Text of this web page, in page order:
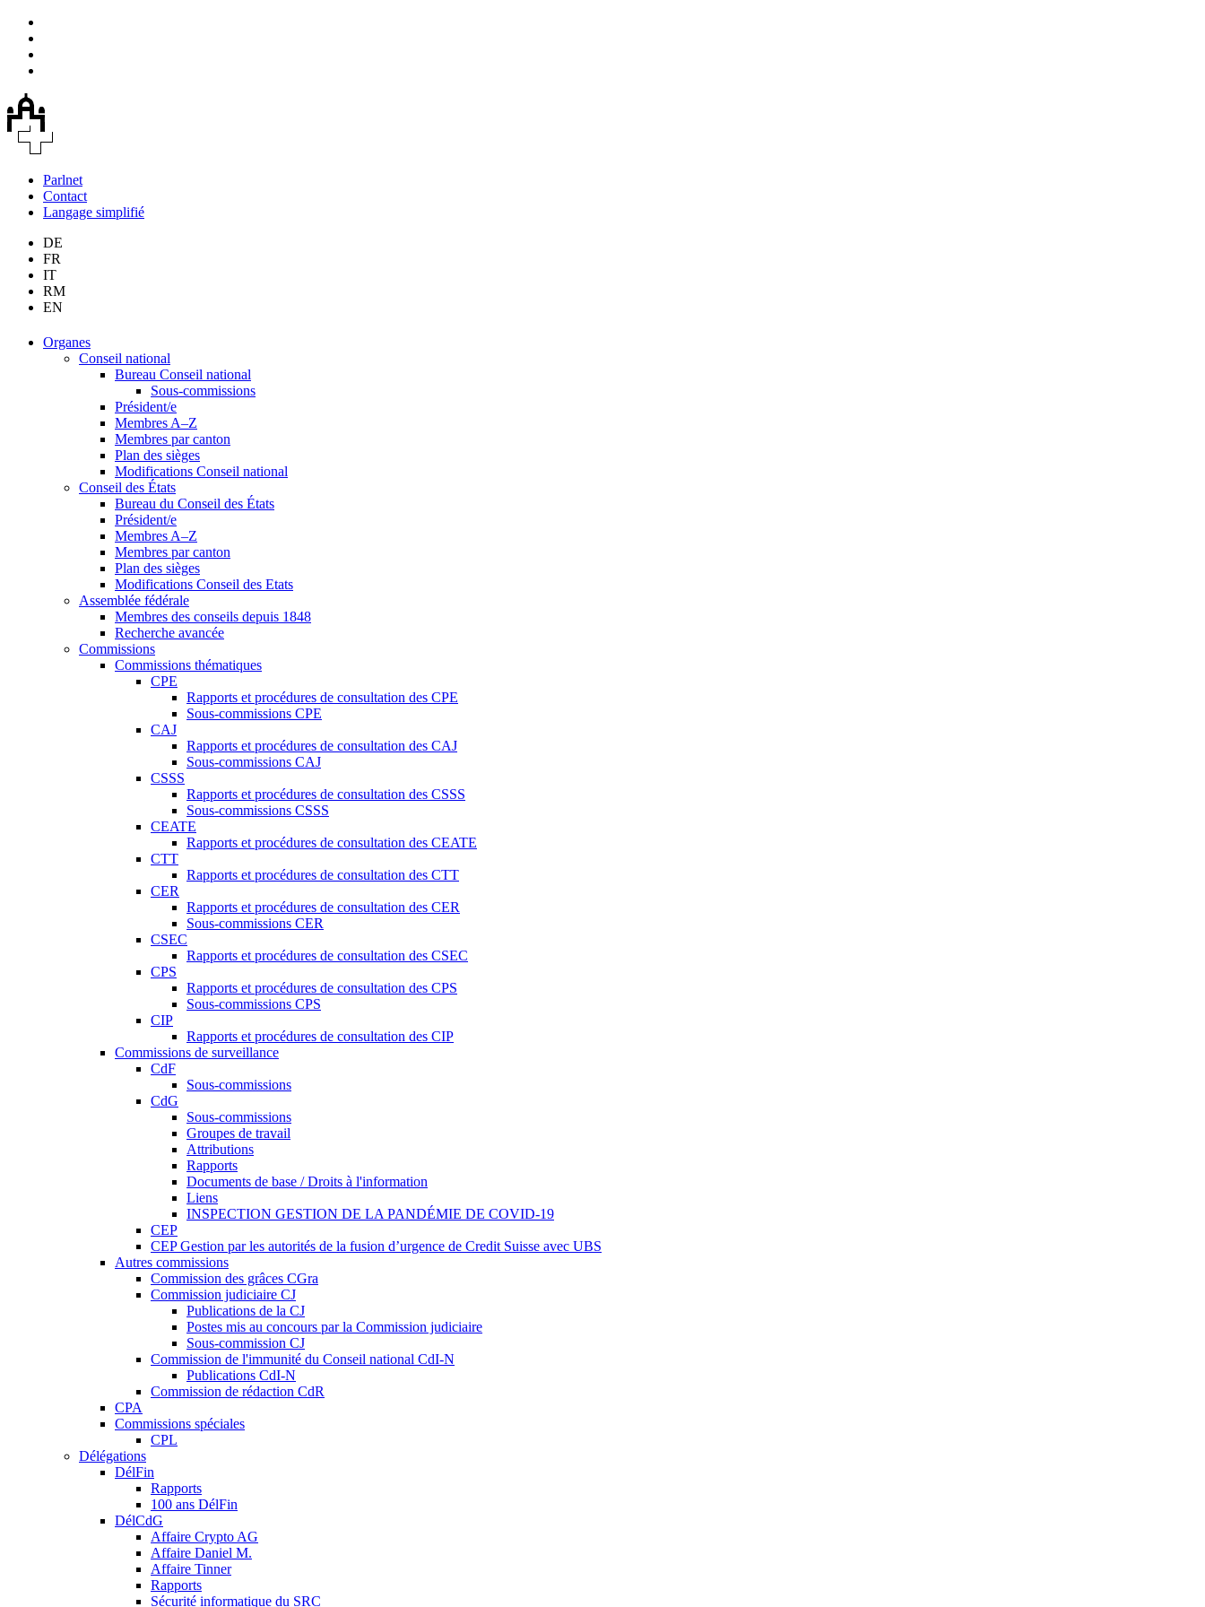
Parlnet
Contact
Langage simplifié
DE
FR
IT
RM
EN
Organes
Conseil national
Bureau Conseil national
Sous-commissions
Président/e
Membres A–Z
Membres par canton
Plan des sièges
Modifications Conseil national
Conseil des États
Bureau du Conseil des États
Président/e
Membres A–Z
Membres par canton
Plan des sièges
Modifications Conseil des Etats
Assemblée fédérale
Membres des conseils depuis 1848
Recherche avancée
Commissions
Commissions thématiques
CPE
Rapports et procédures de consultation des CPE
Sous-commissions CPE
CAJ
Rapports et procédures de consultation des CAJ
Sous-commissions CAJ
CSSS
Rapports et procédures de consultation des CSSS
Sous-commissions CSSS
CEATE
Rapports et procédures de consultation des CEATE
CTT
Rapports et procédures de consultation des CTT
CER
Rapports et procédures de consultation des CER
Sous-commissions CER
CSEC
Rapports et procédures de consultation des CSEC
CPS
Rapports et procédures de consultation des CPS
Sous-commissions CPS
CIP
Rapports et procédures de consultation des CIP
Commissions de surveillance
CdF
Sous-commissions
CdG
Sous-commissions
Groupes de travail
Attributions
Rapports
Documents de base / Droits à l'information
Liens
INSPECTION GESTION DE LA PANDÉMIE DE COVID-19
CEP
CEP Gestion par les autorités de la fusion d’urgence de Credit Suisse avec UBS
Autres commissions
Commission des grâces CGra
Commission judiciaire CJ
Publications de la CJ
Postes mis au concours par la Commission judiciaire
Sous-commission CJ
Commission de l'immunité du Conseil national CdI-N
Publications CdI-N
Commission de rédaction CdR
CPA
Commissions spéciales
CPL
Délégations
DélFin
Rapports
100 ans DélFin
DélCdG
Affaire Crypto AG
Affaire Daniel M.
Affaire Tinner
Rapports
Sécurité informatique du SRC